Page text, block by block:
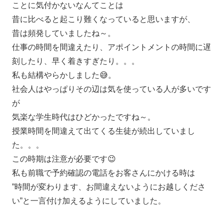
ことに気付かないなんてことは
昔に比べると起こり難くなっていると思いますが、
昔は頻発していましたね～。
仕事の時間を間違えたり、アポイントメントの時間に遅
刻したり、早く着きすぎたり。。。
私も結構やらかしました😅。
社会人はやっぱりその辺は気を使っている人が多いです
が
気楽な学生時代はひどかったですね～。
授業時間を間違えて出てくる生徒が続出していまし
た。。。
この時期は注意が必要です😉
私も前職で予約確認の電話をお客さんにかける時は
”時間が変わります、お間違えないようにお越しくださ
い”と一言付け加えるようにしていました。